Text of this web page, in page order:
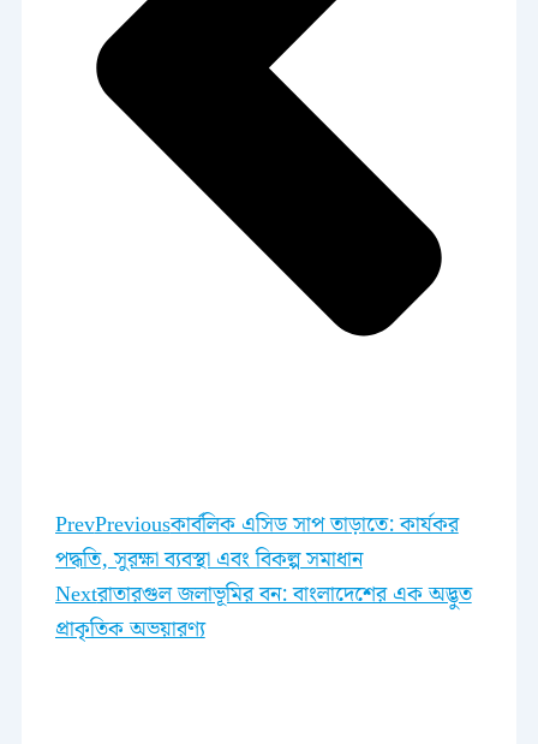
PrevPreviousকার্বলিক এসিড সাপ তাড়াতে: কার্যকর
পদ্ধতি, সুরক্ষা ব্যবস্থা এবং বিকল্প সমাধান
Nextরাতারগুল জলাভূমির বন: বাংলাদেশের এক অদ্ভুত
প্রাকৃতিক অভয়ারণ্য